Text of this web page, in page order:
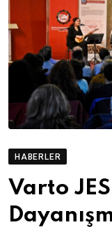
HABERLER
Varto